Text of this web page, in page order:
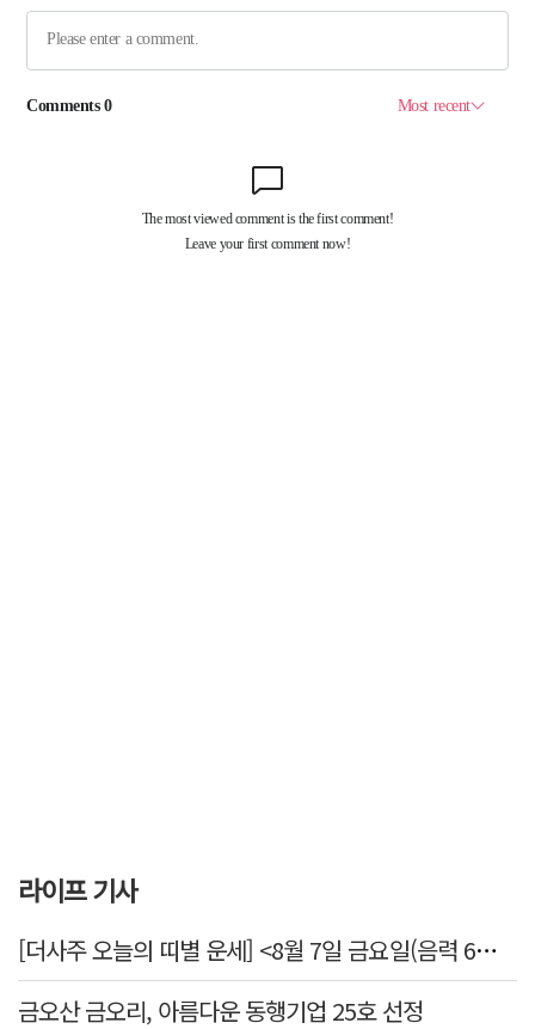
라이프 기사
[더사주 오늘의 띠별 운세] <8월 7일 금요일(음력 6월25일)>
금오산 금오리, 아름다운 동행기업 25호 선정